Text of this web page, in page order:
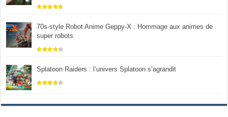
70s-style Robot Anime Geppy-X : Hommage aux animes de
super robots
Splatoon Raiders : l’univers Splatoon s’agrandit